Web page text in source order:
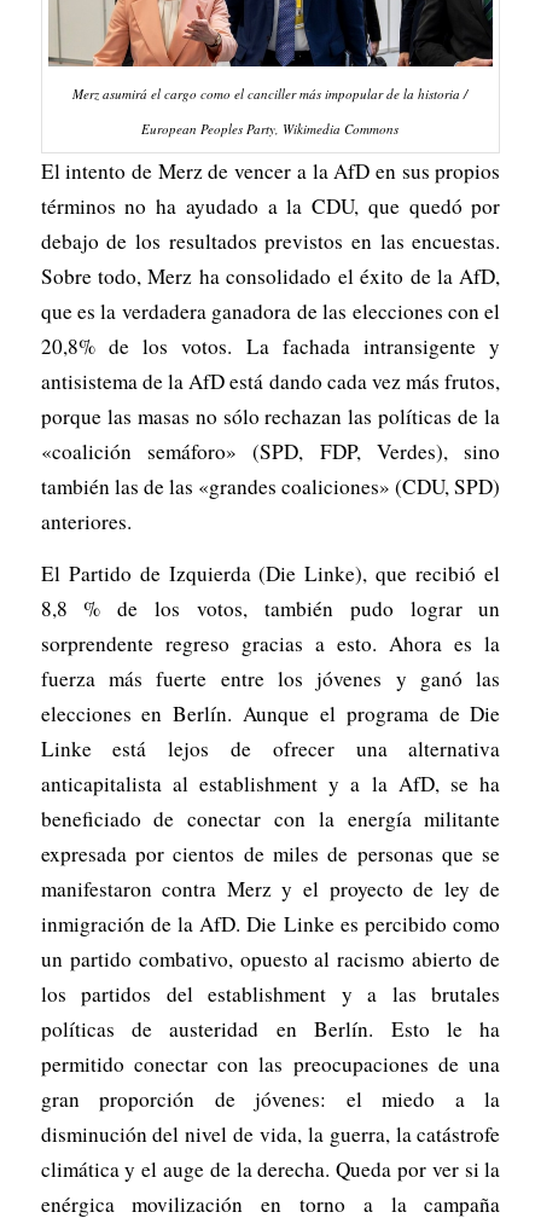
Merz asumirá el cargo como el canciller más impopular de la historia /
European Peoples Party, Wikimedia Commons
El intento de Merz de vencer a la AfD en sus propios
términos no ha ayudado a la CDU, que quedó por
debajo de los resultados previstos en las encuestas.
Sobre todo, Merz ha consolidado el éxito de la AfD,
que es la verdadera ganadora de las elecciones con el
20,8% de los votos. La fachada intransigente y
antisistema de la AfD está dando cada vez más frutos,
porque las masas no sólo rechazan las políticas de la
«coalición semáforo» (SPD, FDP, Verdes), sino
también las de las «grandes coaliciones» (CDU, SPD)
anteriores.
El Partido de Izquierda (Die Linke), que recibió el
8,8 % de los votos, también pudo lograr un
sorprendente regreso gracias a esto. Ahora es la
fuerza más fuerte entre los jóvenes y ganó las
elecciones en Berlín. Aunque el programa de Die
Linke está lejos de ofrecer una alternativa
anticapitalista al establishment y a la AfD, se ha
beneficiado de conectar con la energía militante
expresada por cientos de miles de personas que se
manifestaron contra Merz y el proyecto de ley de
inmigración de la AfD. Die Linke es percibido como
un partido combativo, opuesto al racismo abierto de
los partidos del establishment y a las brutales
políticas de austeridad en Berlín. Esto le ha
permitido conectar con las preocupaciones de una
gran proporción de jóvenes: el miedo a la
disminución del nivel de vida, la guerra, la catástrofe
climática y el auge de la derecha. Queda por ver si la
enérgica movilización en torno a la campaña